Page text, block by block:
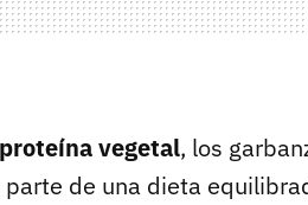
proteína vegetal, los
de una dieta